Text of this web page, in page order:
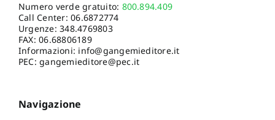
Numero verde gratuito: 800.894.409
Call Center:06.6872774
Urgenze:348.4769803
FAX: 06.68806189
Informazioni: info@gangemieditore.it
PEC: gangemieditore@pec.it
Navigazione